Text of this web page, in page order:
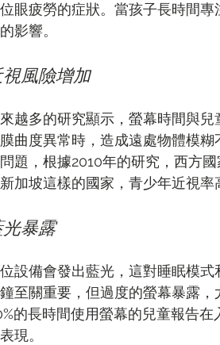
眼疲勞的症狀。當孩子長時間
影響。
風險增加
越多的研究顯示，螢幕時間與
曲度異常時，造成遠處物體模
題，根據2010年的研究，西方
加坡這樣的國家，青少年近視率
暴露
設備會發出藍光，這對睡眠模
至關重要，但過度的螢幕暴露
的長時間使用螢幕的兒童報告
現。